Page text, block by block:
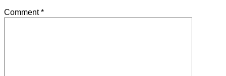
Comment*